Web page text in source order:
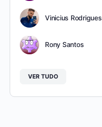
Vinicius Rodrigues
Rony Santos
VER TUDO